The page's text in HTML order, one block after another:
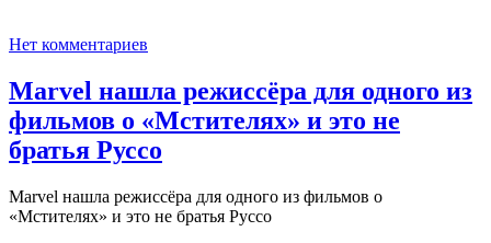
Нет комментариев
Marvel нашла режиссёра для одного из
фильмов о «Мстителях» и это не
братья Руссо
Marvel нашла режиссёра для одного из фильмов о
«Мстителях» и это не братья Руссо